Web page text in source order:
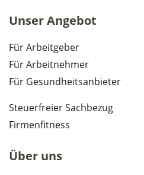
Unser Angebot
Für Arbeitgeber
Für Arbeitnehmer
Für Gesundheitsanbieter
Steuerfreier Sachbezug
Firmenfitness
Über uns